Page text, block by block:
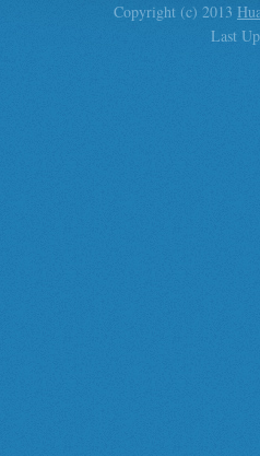
Copyright (c) 2013
Last